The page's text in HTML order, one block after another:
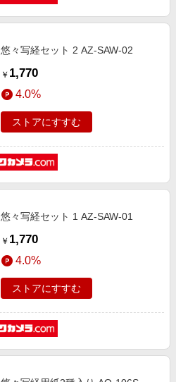
悠々写経セット 2 AZ-SAW-02
￥ 1,770
4.0%
ストアにすすむ
悠々写経セット 1 AZ-SAW-01
￥ 1,770
4.0%
ストアにすすむ